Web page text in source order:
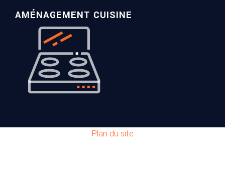
AMÉNAGEMENT CUISINE
Plan du site